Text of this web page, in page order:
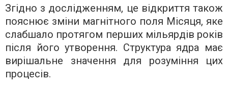
Згідно з дослідженням, це відкриття також
пояснює зміни магнітного поля Місяця, яке
слабшало протягом перших мільярдів років
після його утворення. Структура ядра має
вирішальне значення для розуміння цих
процесів.